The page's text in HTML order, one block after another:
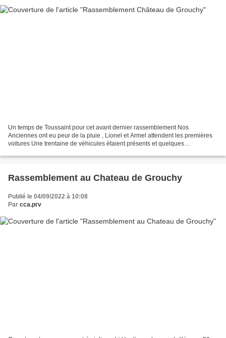
Un temps de Toussaint pour cet avant dernier rassemblement Nos
Anciennes ont eu peur de la pluie , Lionel et Armel attendent les premières
voitures Une trentaine de véhicules étaient présents et quelques
Rassemblement au Chateau de Grouchy
Publié le 04/09/2022 à 10:08
Par cca.prv